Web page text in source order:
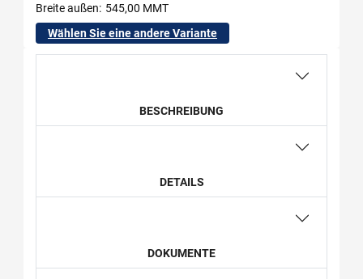
Breite außen
545,00 MMT
Wählen Sie eine andere Variante
BESCHREIBUNG
DETAILS
DOKUMENTE